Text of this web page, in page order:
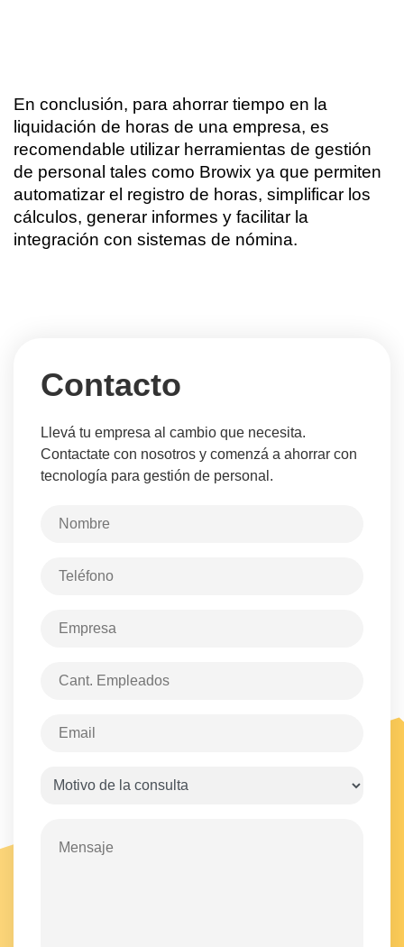
En conclusión, para ahorrar tiempo en la
liquidación de horas de una empresa, es
recomendable utilizar herramientas de gestión
de personal tales como Browix ya que permiten
automatizar el registro de horas, simplificar los
cálculos, generar informes y facilitar la
integración con sistemas de nómina.
Contacto
Llevá tu empresa al cambio que necesita.
Contactate con nosotros y comenzá a ahorrar con
tecnología para gestión de personal.